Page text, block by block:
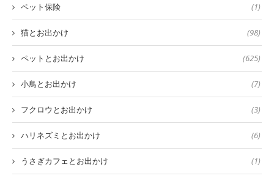
ペット保険 (1)
猫とお出かけ (98)
ペットとお出かけ (625)
小鳥とお出かけ (7)
フクロウとお出かけ (3)
ハリネズミとお出かけ (6)
うさぎカフェとお出かけ (1)